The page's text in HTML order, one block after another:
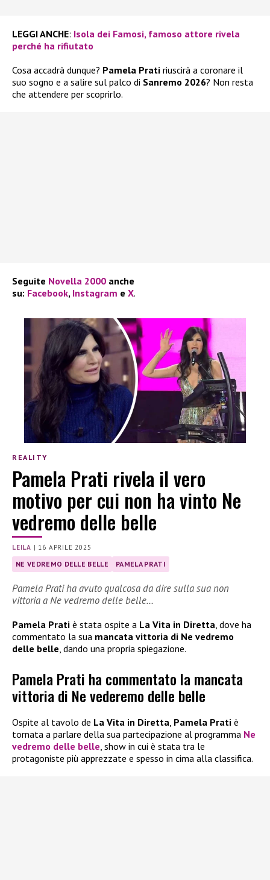
LEGGI ANCHE: Isola dei Famosi, famoso attore rivela
perché ha rifiutato
Cosa accadrà dunque? Pamela Prati riuscirà a coronare il
suo sogno e a salire sul palco di Sanremo 2026? Non resta
che attendere per scoprirlo.
Seguite Novella 2000 anche
su: Facebook, Instagram e X.
REALITY
Pamela Prati rivela il vero
motivo per cui non ha vinto Ne
vedremo delle belle
LEILA | 16 APRILE 2025
NE VEDREMO DELLE BELLE PAMELA PRATI
Pamela Prati ha avuto qualcosa da dire sulla sua non
vittoria a Ne vedremo delle belle…
Pamela Prati è stata ospite a La Vita in Diretta , dove ha
commentato la sua mancata vittoria di Ne vedremo
delle belle , dando una propria spiegazione.
Pamela Prati ha commentato la mancata
vittoria di Ne vederemo delle belle
Ospite al tavolo de La Vita in Diretta, Pamela Prati è
tornata a parlare della sua partecipazione al programma Ne
vedremo delle belle, show in cui è stata tra le
protagoniste più apprezzate e spesso in cima alla classifica.